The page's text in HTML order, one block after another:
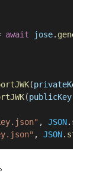
await jose.
(privateKey
(publicKey
, JSON.
, JSON.